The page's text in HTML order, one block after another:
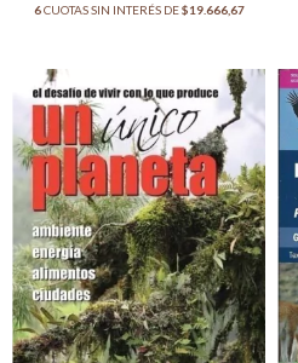
6CUOTAS SIN INTERÉS DE$19.666,67